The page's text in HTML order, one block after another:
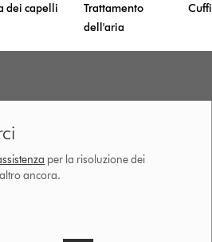
dei capelli
Trattamento
dell'aria
per la risoluzione dei
ancora.